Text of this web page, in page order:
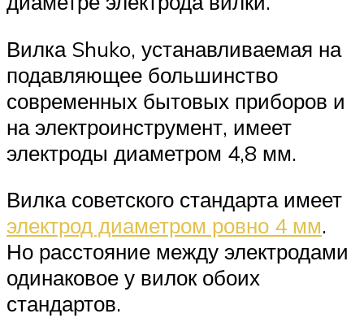
Вилка Shuko, устанавливаемая на
подавляющее большинство
современных бытовых приборов и
на электроинструмент, имеет
электроды диаметром 4,8 мм.
Вилка советского стандарта имеет
электрод диаметром ровно 4 мм.
Но расстояние между электродами
одинаковое у вилок обоих
стандартов.